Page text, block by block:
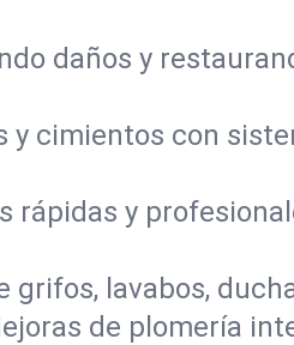
daños y
y cimientos con
rápidas y
grifos, lavabos,
de plomería